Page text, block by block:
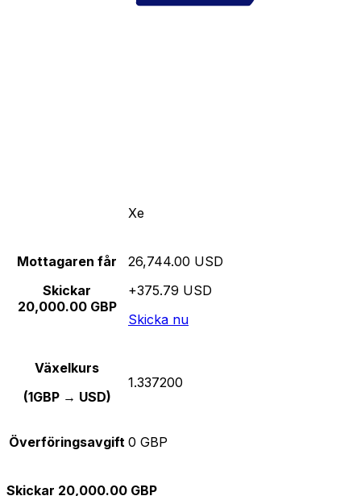
Xe
Mottagaren får
Skickar
20,000.00 GBP
26,744.00 USD
+375.79 USD
Skicka nu
Växelkurs
(1GBP → USD)
1.337200
Överföringsavgift 0 GBP
Skickar 20,000.00 GBP